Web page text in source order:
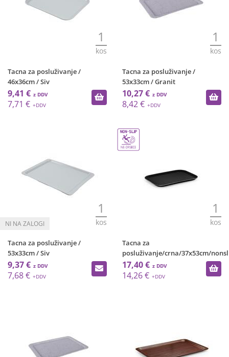
1
kos
Tacna za posluživanje /
46x36cm / Siv
9,41 €
7,71 €
1
kos
Tacna za posluživanje /
53x33cm / Granit
10,27 €
8,42 €
1
kos
Tacna za posluživanje /
53x33cm / Siv
9,37 €
7,68 €
1
kos
Tacna za
posluživanje/crna/37x53cm/nonsl
17,40 €
14,26 €